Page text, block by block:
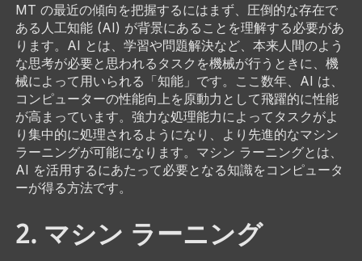
MT の最近の傾向を把握するにはまず、圧倒的な存在で
ある人工知能 (AI) が背景にあることを理解する必要があ
ります。AI とは、学習や問題解決など、本来人間のよう
な思考が必要と思われるタスクを機械が行うときに、機
械によって用いられる「知能」です。ここ数年、AI は、
コンピューターの性能向上を原動力として飛躍的に性能
が高まっています。強力な処理能力によってタスクがよ
り集中的に処理されるようになり、より先進的なマシン
ラーニングが可能になります。マシン ラーニングとは、
AI を活用するにあたって必要となる知識をコンピュータ
ーが得る方法です。
2. マシン ラーニング